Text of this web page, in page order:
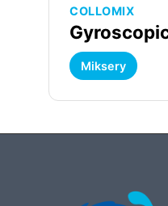
COLLOMIX
Miksery